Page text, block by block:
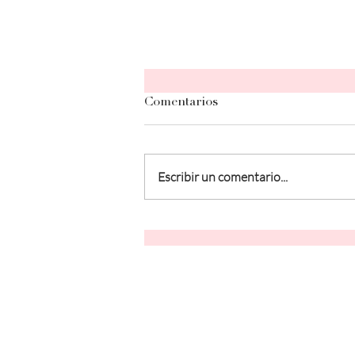
y tercera mano
Comentarios
Escribir un comentario...